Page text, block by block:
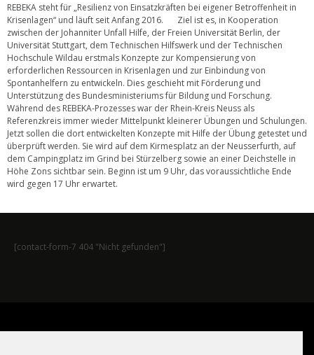
REBEKA steht für „Resilienz von Einsatzkräften bei eigener Betroffenheit in
Krisenlagen“ und läuft seit Anfang 2016. Ziel ist es, in Kooperation
zwischen der Johanniter Unfall Hilfe, der Freien Universität Berlin, der
Universität Stuttgart, dem Technischen Hilfswerk und der Technischen
Hochschule Wildau erstmals Konzepte zur Kompensierung von
erforderlichen Ressourcen in Krisenlagen und zur Einbindung von
Spontanhelfern zu entwickeln. Dies geschieht mit Förderung und
Unterstützung des Bundesministeriums für Bildung und Forschung.
Während des REBEKA-Prozesses war der Rhein-Kreis Neuss als
Referenzkreis immer wieder Mittelpunkt kleinerer Übungen und Schulungen.
Jetzt sollen die dort entwickelten Konzepte mit Hilfe der Übung getestet und
überprüft werden. Sie wird auf dem Kirmesplatz an der Neusserfurth, auf
dem Campingplatz im Grind bei Stürzelberg sowie an einer Deichstelle in
Höhe Zons sichtbar sein. Beginn ist um 9 Uhr, das voraussichtliche Ende
wird gegen 17 Uhr erwartet.
[contact-form-7 404 "Nicht gefunden"]